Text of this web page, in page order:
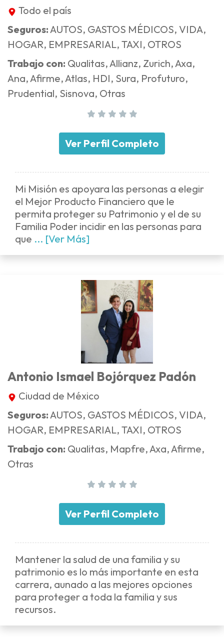
Todo el país
Seguros:AUTOS, GASTOS MÉDICOS, VIDA,
HOGAR, EMPRESARIAL, TAXI, OTROS
Trabajo con: Qualitas, Allianz, Zurich, Axa,
Ana, Afirme, Atlas, HDI, Sura, Profuturo,
Prudential, Sisnova, Otras
Ver Perfil Completo
Mi Misión es apoyara las personas a elegir
el Mejor Producto Financiero que le
permita proteger su Patrimonio y el de su
Familia Poder incidir en las personas para
que ... [Ver Más]
Antonio Ismael Bojórquez Padón
Ciudad de México
Seguros:AUTOS, GASTOS MÉDICOS, VIDA,
HOGAR, EMPRESARIAL, TAXI, OTROS
Trabajo con: Qualitas, Mapfre, Axa, Afirme,
Otras
Ver Perfil Completo
Mantener la salud de una familia y su
patrimonio es lo más importante en esta
carrera, aunado a las mejores opciones
para proteger a toda la familia y sus
recursos.